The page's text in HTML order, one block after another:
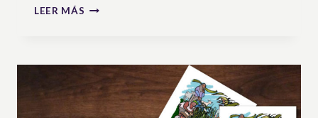
LEER MÁS COLTIVARE
CUI
MONDO
DISTOGLIE